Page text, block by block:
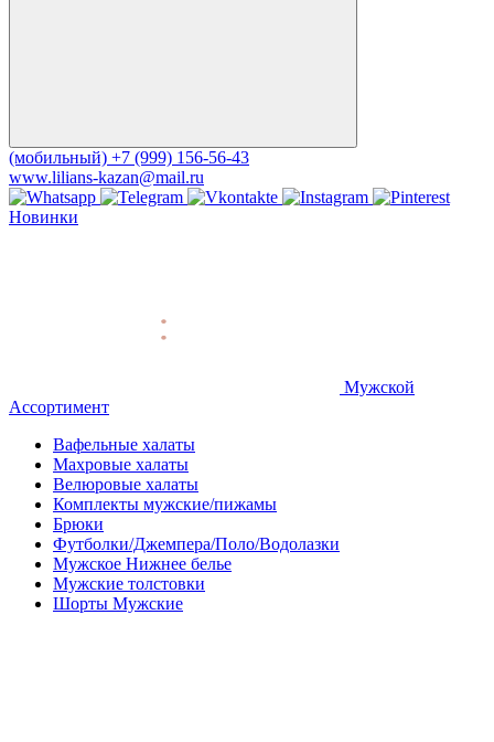
(мобильный) +7 (999) 156-56-43
www.lilians-kazan@mail.ru
Новинки
Мужской
Ассортимент
Вафельные халаты
Махровые халаты
Велюровые халаты
Комплекты мужские/пижамы
Брюки
Футболки/Джемпера/Поло/Водолазки
Мужское Нижнее белье
Мужские толстовки
Шорты Мужские